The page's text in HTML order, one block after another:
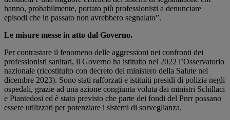
hanno, probabilmente, portato più professionisti a denunciare
episodi che in passato non avrebbero segnalato”.
Le misure messe in atto dal Governo.
Per contrastare il fenomeno delle aggressioni nei confronti dei
professionisti sanitari, il Governo ha istituito nel 2022 l’Osservatorio
nazionale (ricostituito con decreto del ministero della Salute nel
dicembre 2023). Sono stati rafforzati e istituiti presidi di polizia negli
ospedali, grazie ad una azione congiunta voluta dai ministri Schillaci
e Piantedosi ed è stato previsto che parte dei fondi del Pnrr possano
essere utilizzati per potenziare i sistemi di sorveglianza.